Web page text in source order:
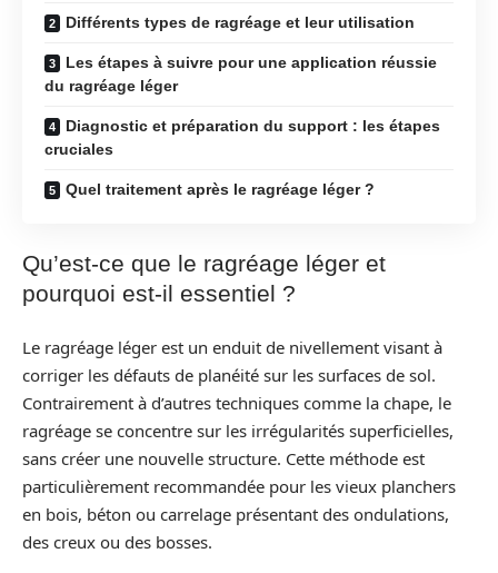
Différents types de ragréage et leur utilisation
Les étapes à suivre pour une application réussie
du ragréage léger
Diagnostic et préparation du support : les étapes
cruciales
Quel traitement après le ragréage léger ?
Qu’est-ce que le ragréage léger et
pourquoi est-il essentiel ?
Le ragréage léger est un enduit de nivellement visant à
corriger les défauts de planéité sur les surfaces de sol.
Contrairement à d’autres techniques comme la chape, le
ragréage se concentre sur les irrégularités superficielles,
sans créer une nouvelle structure. Cette méthode est
particulièrement recommandée pour les vieux planchers
en bois, béton ou carrelage présentant des ondulations,
des creux ou des bosses.